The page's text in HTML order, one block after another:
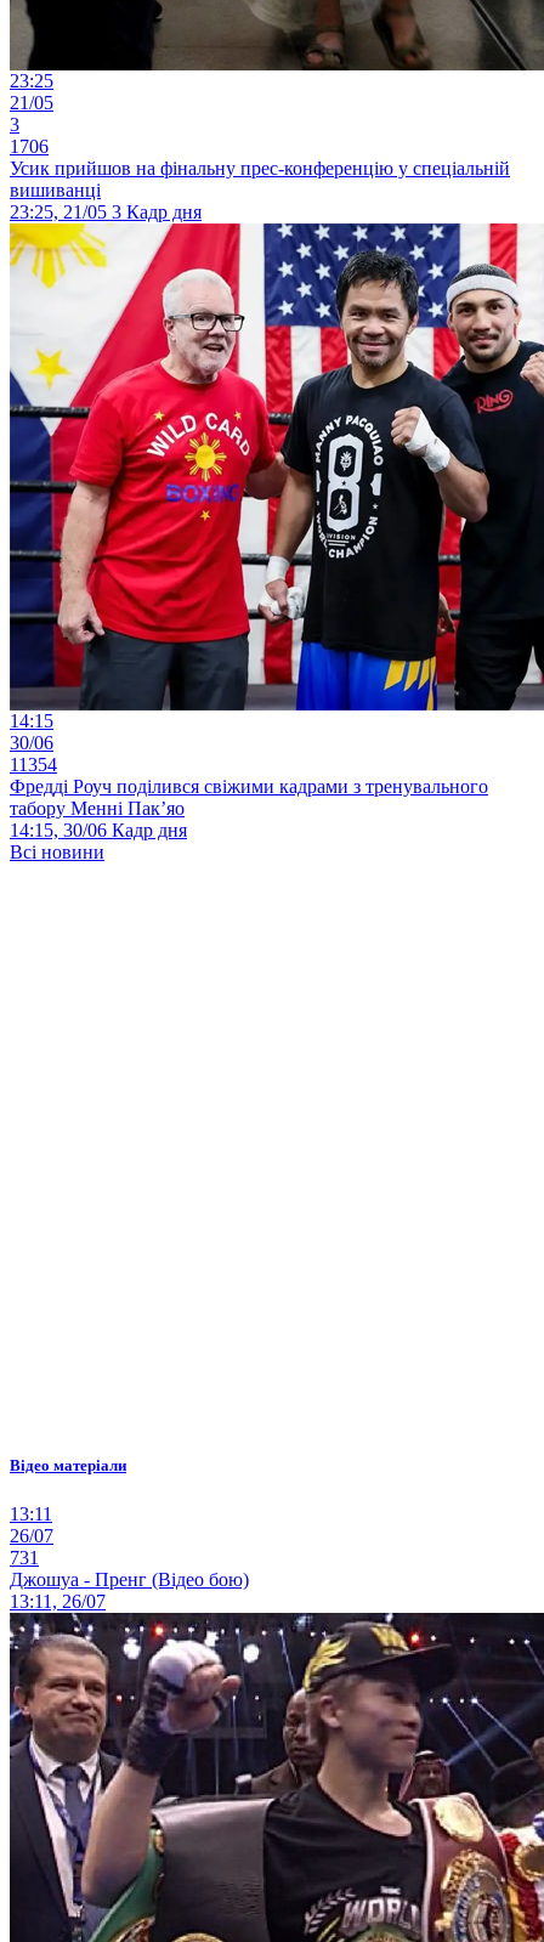
23:25
21/05
3
1706
Усик прийшов на фінальну прес-конференцію у спеціальній
вишиванці
23:25, 21/05 3 Кадр дня
14:15
30/06
11354
Фредді Роуч поділився свіжими кадрами з тренувального
табору Менні Пак’яо
14:15, 30/06 Кадр дня
Всі новини
Відео матеріали
13:11
26/07
731
Джошуа - Пренг (Відео бою)
13:11, 26/07